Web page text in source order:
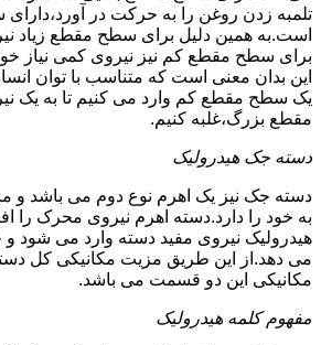
تلمبه زدن روغن را به حرکت در
است.به همین دلیل برای سطح مقطع زیاد
برای سطح مقطع کم نیز نیروی کمی نیاز
این بدان معنی است که متناسب با توان
یک سطح مقطع کم وارد می کنیم تا به یک
مقطع بزرگ،غلبه کنیم.
دسته جک هیدرولیک
دسته جک نیز یک اهرم نوع دوم می باشد
به خود را دارد.دسته اهرم نیروی محرک را
هیدرولیک نیروی مفید دسته وارد می شود و
می دهد.از این طریق مزیت مکانیکی کل
مکانیکی این دو قسمت می باشد.
مفهوم کلمه هیدرولیک